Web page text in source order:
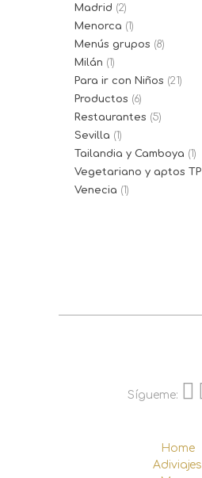
Madrid (2)
Menorca (1)
Menús grupos (8)
Milán (1)
Para ir con Niños (21)
Productos (6)
Restaurantes (5)
Sevilla (1)
Tailandia y Camboya (1)
Vegetariano y aptos TP
Venecia (1)
Sígueme:
Home
Adiviajes